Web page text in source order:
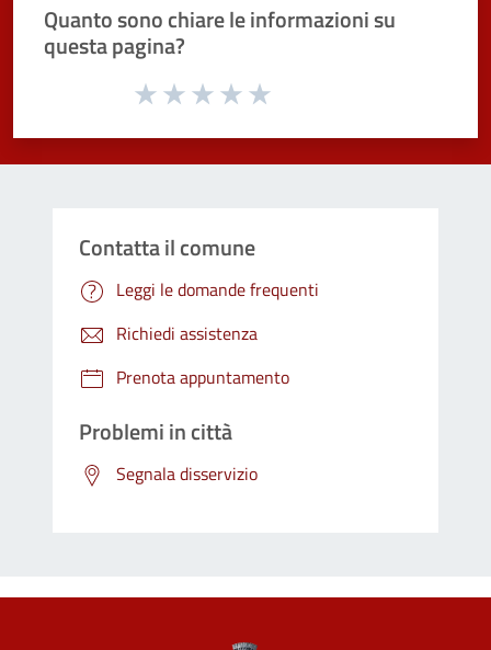
Quanto sono chiare le informazioni su
questa pagina?
Valuta da 1 a 5 stelle la pagina
Contatta il comune
Leggi le domande frequenti
Richiedi assistenza
Prenota appuntamento
Problemi in città
Segnala disservizio